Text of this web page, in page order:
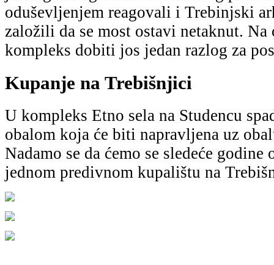
oduševljenjem reagovali i Trebinjski
založili da se most ostavi netaknut. Na
kompleks dobiti jos jedan razlog za
Kupanje na Trebišnjici
U kompleks Etno sela na Studencu
obalom koja će biti napravljena uz
Nadamo se da ćemo se sledeće godine
jednom predivnom kupalištu na